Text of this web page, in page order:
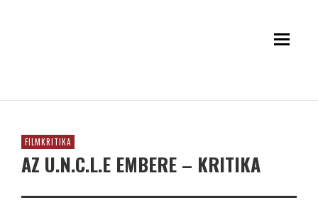
FILMKRITIKA
AZ U.N.C.L.E EMBERE – KRITIKA